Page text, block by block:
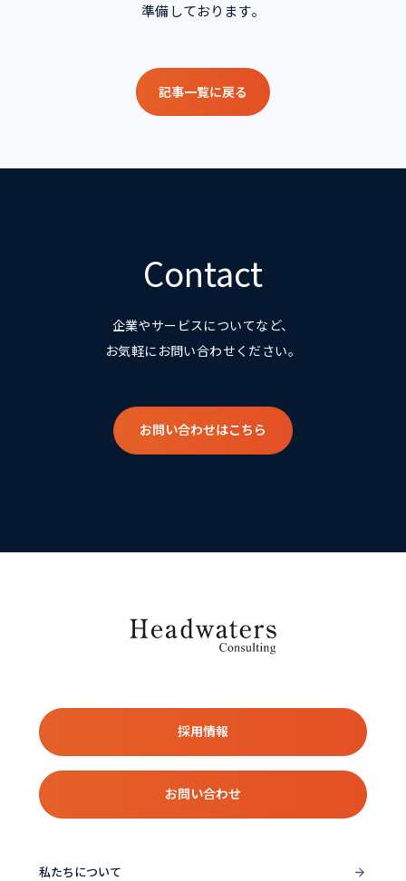
準備しております。
記事一覧に戻る
Contact
企業やサービスについてなど、
お気軽にお問い合わせください。
お問い合わせはこちら
私たちについて
採用情報
お問い合わせ